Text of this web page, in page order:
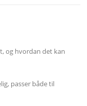
og hvordan det kan
passer både til